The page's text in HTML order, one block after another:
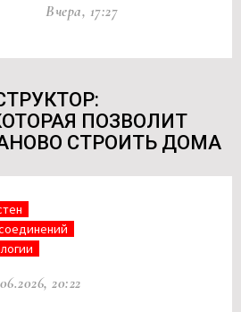
Вчера, 17:27
ПОЗВОЛИТ
СТРОИТЬ ДОМА
20:22